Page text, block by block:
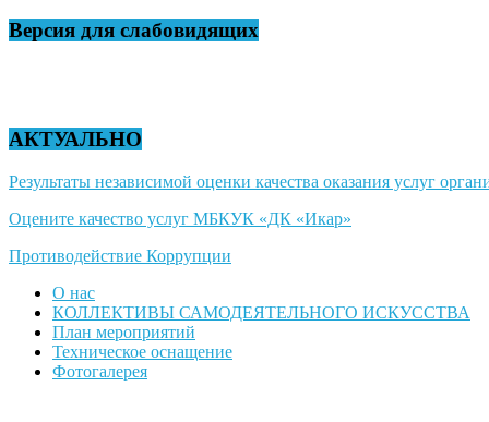
Версия для слабовидящих
АКТУАЛЬНО
Результаты независимой оценки качества оказания услуг
Оцените качество услуг МБКУК «ДК «Икар»
Противодействие Коррупции
О нас
КОЛЛЕКТИВЫ САМОДЕЯТЕЛЬНОГО ИСКУССТВА
План мероприятий
Техническое оснащение
Фотогалерея